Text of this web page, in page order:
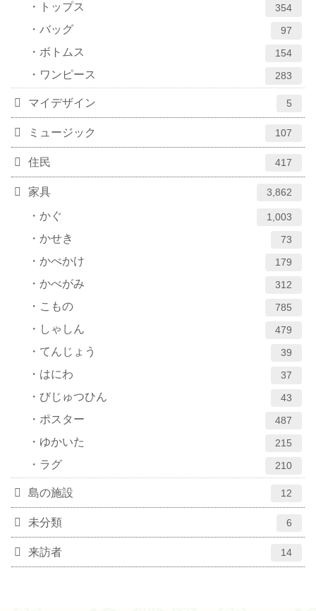
トップス 354
バッグ 97
ボトムス 154
ワンピース 283
マイデザイン 5
ミュージック 107
住民 417
家具 3,862
かぐ 1,003
かせき 73
かべかけ 179
かべがみ 312
こもの 785
しゃしん 479
てんじょう 39
はにわ 37
びじゅつひん 43
ポスター 487
ゆかいた 215
ラグ 210
島の施設 12
未分類 6
来訪者 14